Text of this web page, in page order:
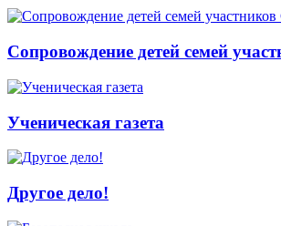
Сопровождение детей семей
Ученическая газета
Другое дело!